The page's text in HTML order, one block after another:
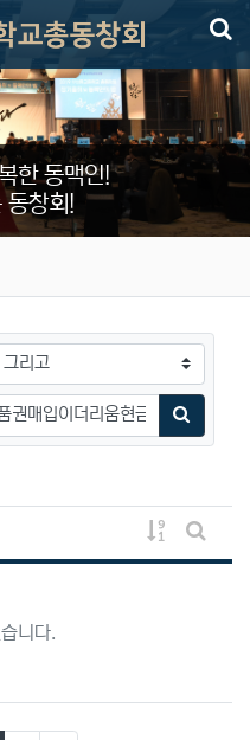
한 동맥인!
동창회!
검색하기
게시물 정렬
게시판
니다.